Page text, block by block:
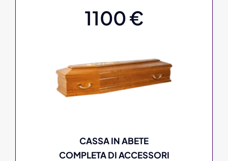
1100 €
CASSA IN ABETE
COMPLETA DI ACCESSORI